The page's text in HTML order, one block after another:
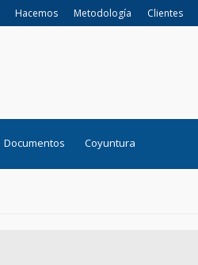
Hacemos Metodología Clientes
Documentos Coyuntura